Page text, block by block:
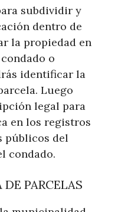
subdividir y
dentro de
la propiedad en
o
identificar la
Luego
legal para
en los registros
públicos del
condado.
PARCELAS